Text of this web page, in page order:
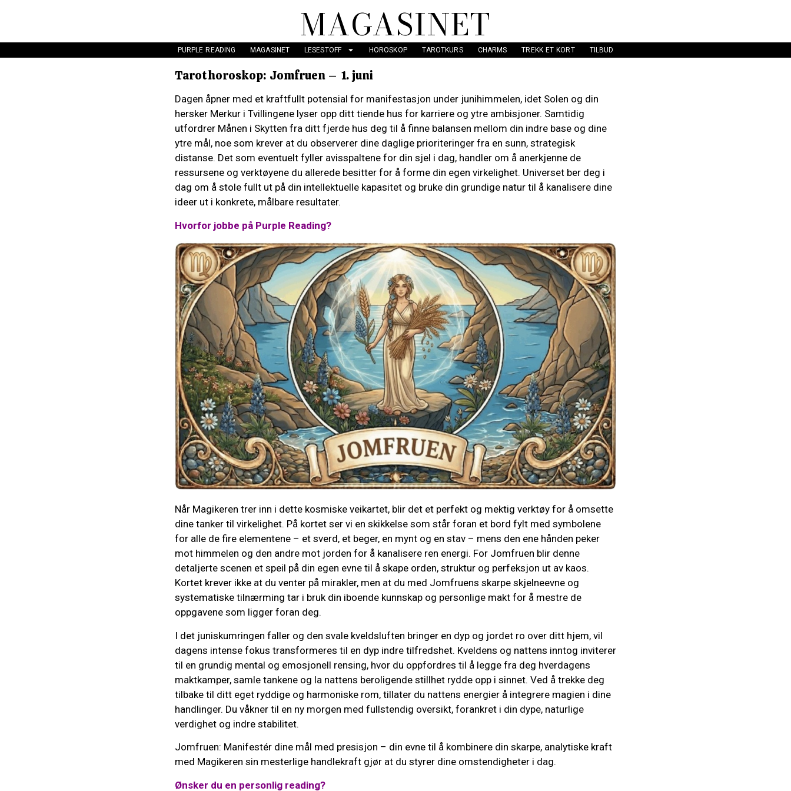
MAGASINET
PURPLE READING MAGASINET LESESTOFF HOROSKOP TAROTKURS CHARMS TREKK ET KORT TILBUD
Tarothoroskop: Jomfruen – 1. juni
Dagen åpner med et kraftfullt potensial for manifestasjon under junihimmelen, idet Solen og din
hersker Merkur i Tvillingene lyser opp ditt tiende hus for karriere og ytre ambisjoner. Samtidig
utfordrer Månen i Skytten fra ditt fjerde hus deg til å finne balansen mellom din indre base og dine
ytre mål, noe som krever at du observerer dine daglige prioriteringer fra en sunn, strategisk
distanse. Det som eventuelt fyller avisspaltene for din sjel i dag, handler om å anerkjenne de
ressursene og verktøyene du allerede besitter for å forme din egen virkelighet. Universet ber deg i
dag om å stole fullt ut på din intellektuelle kapasitet og bruke din grundige natur til å kanalisere dine
ideer ut i konkrete, målbare resultater.
Hvorfor jobbe på Purple Reading?
Når Magikeren trer inn i dette kosmiske veikartet, blir det et perfekt og mektig verktøy for å omsette
dine tanker til virkelighet. På kortet ser vi en skikkelse som står foran et bord fylt med symbolene
for alle de fire elementene – et sverd, et beger, en mynt og en stav – mens den ene hånden peker
mot himmelen og den andre mot jorden for å kanalisere ren energi. For Jomfruen blir denne
detaljerte scenen et speil på din egen evne til å skape orden, struktur og perfeksjon ut av kaos.
Kortet krever ikke at du venter på mirakler, men at du med Jomfruens skarpe skjelneevne og
systematiske tilnærming tar i bruk din iboende kunnskap og personlige makt for å mestre de
oppgavene som ligger foran deg.
I det juniskumringen faller og den svale kveldsluften bringer en dyp og jordet ro over ditt hjem, vil
dagens intense fokus transformeres til en dyp indre tilfredshet. Kveldens og nattens inntog inviterer
til en grundig mental og emosjonell rensing, hvor du oppfordres til å legge fra deg hverdagens
maktkamper, samle tankene og la nattens beroligende stillhet rydde opp i sinnet. Ved å trekke deg
tilbake til ditt eget ryddige og harmoniske rom, tillater du nattens energier å integrere magien i dine
handlinger. Du våkner til en ny morgen med fullstendig oversikt, forankret i din dype, naturlige
verdighet og indre stabilitet.
Jomfruen: Manifestér dine mål med presisjon – din evne til å kombinere din skarpe, analytiske kraft
med Magikeren sin mesterlige handlekraft gjør at du styrer dine omstendigheter i dag.
Ønsker du en personlig reading?